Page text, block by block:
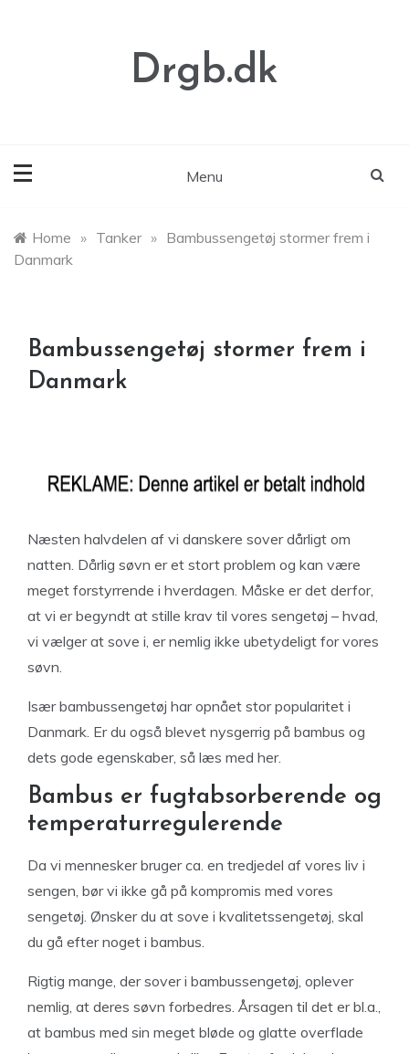
Drgb.dk
Menu
Home » Tanker » Bambussengetøj stormer frem i
Danmark
Bambussengetøj stormer frem i
Danmark
Næsten halvdelen af vi danskere sover dårligt om
natten. Dårlig søvn er et stort problem og kan være
meget forstyrrende i hverdagen. Måske er det derfor,
at vi er begyndt at stille krav til vores sengetøj – hvad,
vi vælger at sove i, er nemlig ikke ubetydeligt for vores
søvn.
Især bambussengetøj har opnået stor popularitet i
Danmark. Er du også blevet nysgerrig på bambus og
dets gode egenskaber, så læs med her.
Bambus er fugtabsorberende og
temperaturregulerende
Da vi mennesker bruger ca. en tredjedel af vores liv i
sengen, bør vi ikke gå på kompromis med vores
sengetøj. Ønsker du at sove i kvalitetssengetøj, skal
du gå efter noget i bambus.
Rigtig mange, der sover i bambussengetøj, oplever
nemlig, at deres søvn forbedres. Årsagen til det er bl.a.,
at bambus med sin meget bløde og glatte overflade